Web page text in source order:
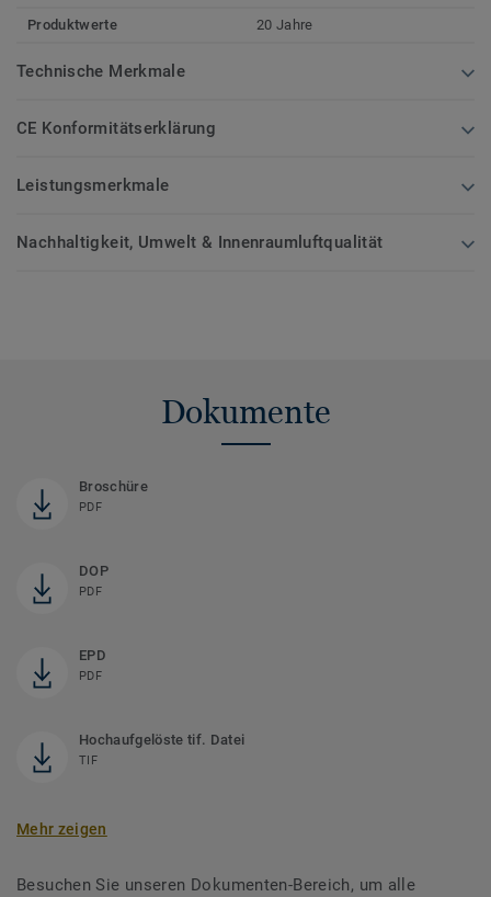
Produktwerte 20 Jahre
Technische Merkmale
CE Konformitätserklärung
Leistungsmerkmale
Nachhaltigkeit, Umwelt & Innenraumluftqualität
Dokumente
Broschüre
PDF
DOP
PDF
EPD
PDF
Hochaufgelöste tif. Datei
TIF
Mehr zeigen
Besuchen Sie unseren Dokumenten-Bereich, um alle